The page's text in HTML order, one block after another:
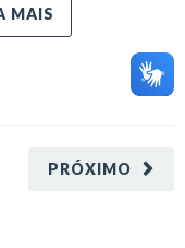
MAIS
PRÓXIMO